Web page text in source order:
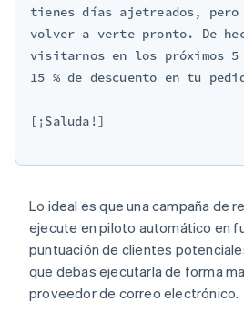
tienes días ajetreados, pero
volver a verte pronto. De
visitarnos en los próximos
15 % de descuento en tu
[¡Saluda!]
Lo ideal es que una campaña de
ejecute en piloto automático en
puntuación de clientes
que debas ejecutarla de forma
proveedor de correo electrónico.